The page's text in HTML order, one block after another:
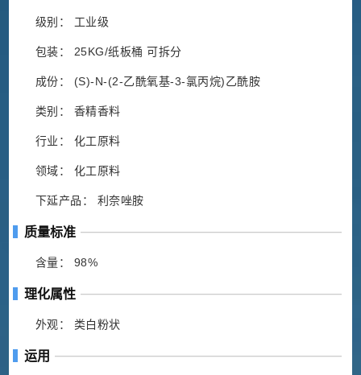
级别： 工业级
包装： 25KG/纸板桶 可拆分
成份： (S)-N-(2-乙酰氧基-3-氯丙烷)乙酰胺
类别： 香精香料
行业： 化工原料
领域： 化工原料
下延产品： 利奈唑胺
质量标准
含量： 98%
理化属性
外观： 类白粉状
运用